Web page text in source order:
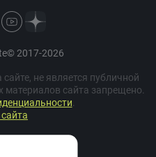
2017-2026
не является публичной
сайта запрещено.